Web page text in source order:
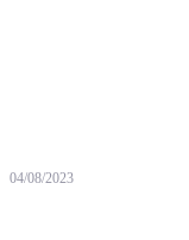
04/08/2023